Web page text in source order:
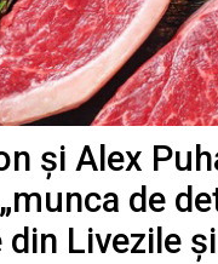
și Alex
de
Livezile